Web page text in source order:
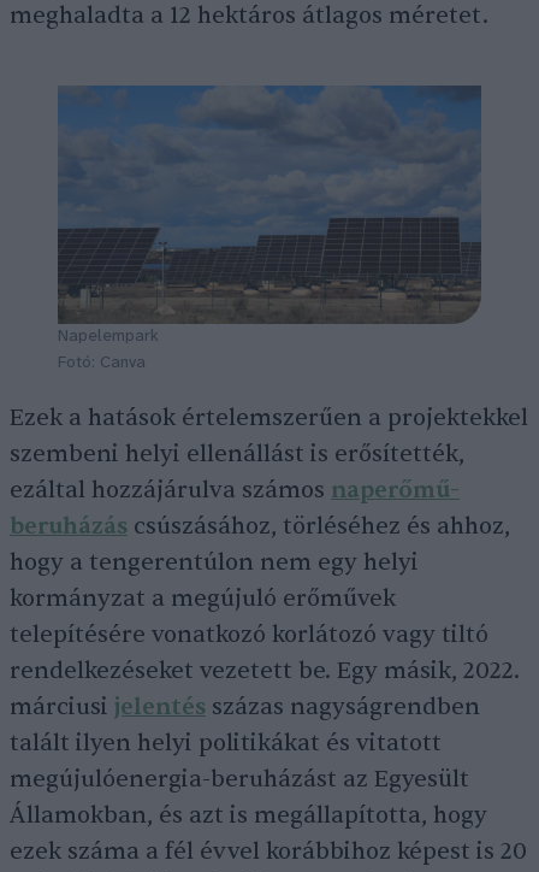
meghaladta a 12 hektáros átlagos méretet.
Napelempark
Fotó: Canva
Ezek a hatások értelemszerűen a projektekkel
szembeni helyi ellenállást is erősítették,
ezáltal hozzájárulva számos naperőmű-
beruházás csúszásához, törléséhez és ahhoz,
hogy a tengerentúlon nem egy helyi
kormányzat a megújuló erőművek
telepítésére vonatkozó korlátozó vagy tiltó
rendelkezéseket vezetett be. Egy másik, 2022.
márciusi jelentés százas nagyságrendben
talált ilyen helyi politikákat és vitatott
megújulóenergia-beruházást az Egyesült
Államokban, és azt is megállapította, hogy
ezek száma a fél évvel korábbihoz képest is 20